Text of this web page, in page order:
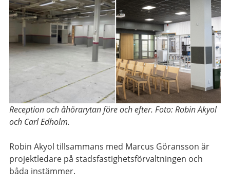
Reception och åhörarytan före och efter. Foto: Robin Akyol
och Carl Edholm.
Robin Akyol tillsammans med Marcus Göransson är
projektledare på stadsfastighetsförvaltningen och
båda instämmer.